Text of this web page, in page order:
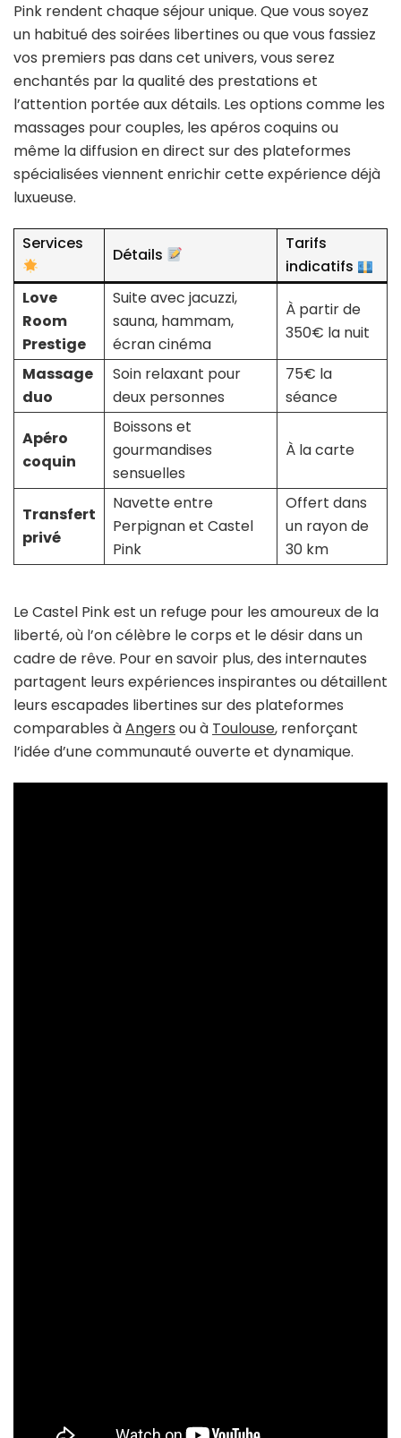
Pink rendent chaque séjour unique. Que vous soyez
un habitué des soirées libertines ou que vous fassiez
vos premiers pas dans cet univers, vous serez
enchantés par la qualité des prestations et
l’attention portée aux détails. Les options comme les
massages pour couples, les apéros coquins ou
même la diffusion en direct sur des plateformes
spécialisées viennent enrichir cette expérience déjà
luxueuse.
Services
Détails
Tarifs
indicatifs
Love
Room
Prestige
Suite avec jacuzzi,
sauna, hammam,
écran cinéma
À partir de
350€ la nuit
Massage
duo
Soin relaxant pour
deux personnes
75€ la
séance
Apéro
coquin
Boissons et
gourmandises
sensuelles
À la carte
Transfert
privé
Navette entre
Perpignan et Castel
Pink
Offert dans
un rayon de
30 km
Le Castel Pink est un refuge pour les amoureux de la
liberté, où l’on célèbre le corps et le désir dans un
cadre de rêve. Pour en savoir plus, des internautes
partagent leurs expériences inspirantes ou détaillent
leurs escapades libertines sur des plateformes
comparables àAngers ou à Toulouse, renforçant
l’idée d’une communauté ouverte et dynamique.